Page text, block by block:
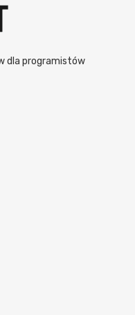
dla programistów